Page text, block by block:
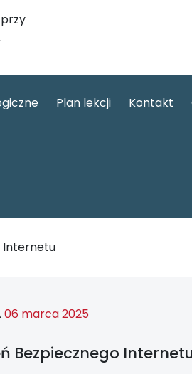
przy
Plan lekcji Kontakt
Internetu
06 marca 2025
Bezpiecznego